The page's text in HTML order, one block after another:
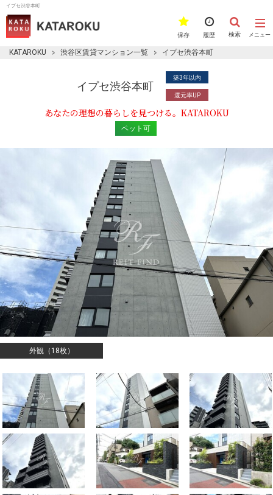
イプセ渋谷本町
メニュー
検索
履歴
保存
KATAROKU 渋谷区賃貸マンション一覧 イプセ渋谷本町
イプセ渋谷本町
築3年以内
還元率UP
あなたの理想の暮らしを見つける。KATAROKU
ペット可
外観（18枚）